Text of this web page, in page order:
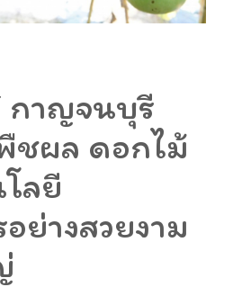
กาญจนบุรี
ชผล ดอกไม้
ลยี
ย่างสวยงาม